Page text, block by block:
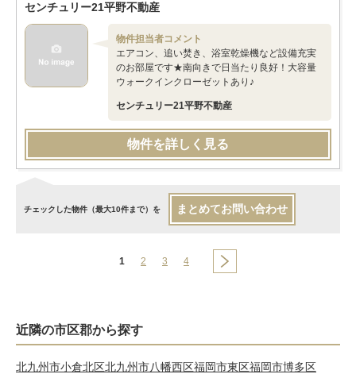
センチュリー21平野不動産
物件担当者コメント
エアコン、追い焚き、浴室乾燥機など設備充実
のお部屋です★南向きで日当たり良好！大容量
ウォークインクローゼットあり♪
センチュリー21平野不動産
物件を詳しく見る
チェックした物件（最大10件まで）を まとめてお問い合わせ
1 2 3 4
近隣の市区郡から探す
北九州市小倉北区北九州市八幡西区福岡市東区福岡市博多区